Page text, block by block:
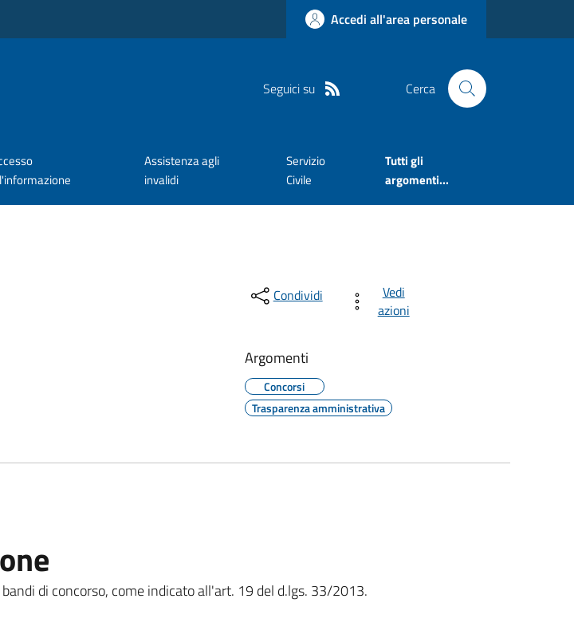
Accedi all'area personale
Seguici su Cerca
Assistenza agli
invalidi
Servizio
Civile
Tutti gli
argomenti...
Condividi
Vedi
azioni
Argomenti
Concorsi
Trasparenza amministrativa
di concorso, come indicato all'art. 19 del d.lgs. 33/2013.